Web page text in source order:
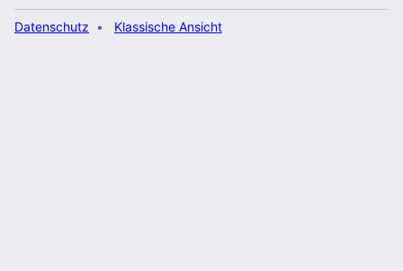
Datenschutz Klassische Ansicht